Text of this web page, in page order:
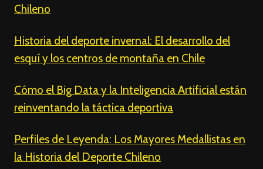
Chileno
Historia del deporte invernal: El desarrollo del
esquí y los centros de montaña en Chile
Cómo el Big Data y la Inteligencia Artificial están
reinventando la táctica deportiva
Perfiles de Leyenda: Los Mayores Medallistas en
la Historia del Deporte Chileno